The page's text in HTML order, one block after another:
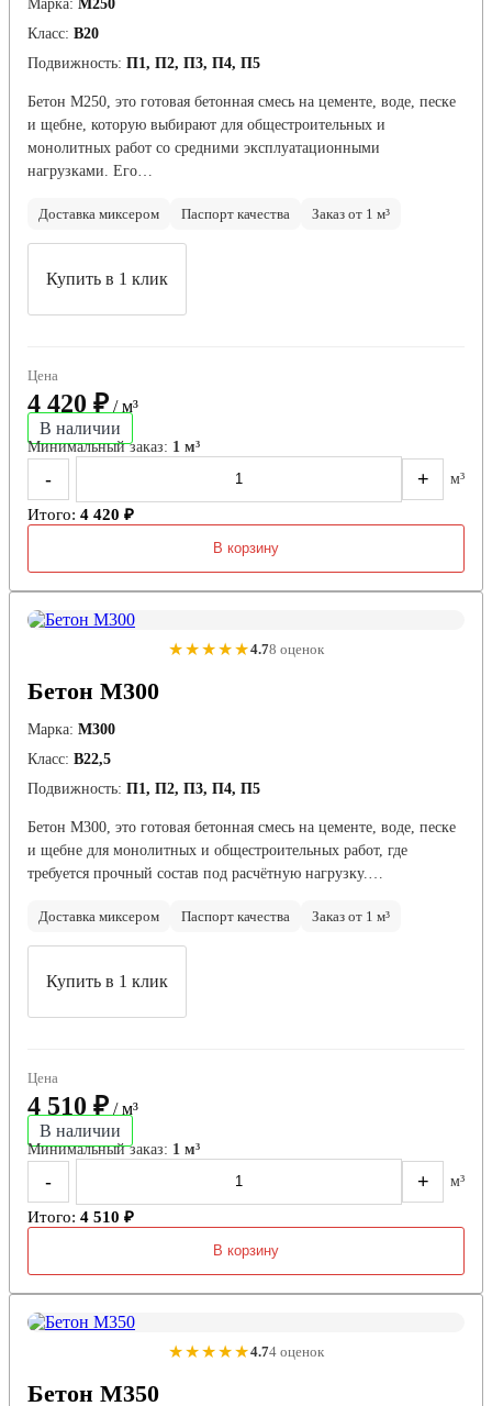
Марка: М250
Класс: В20
Подвижность: П1, П2, П3, П4, П5
Бетон М250, это готовая бетонная смесь на цементе, воде, песке
и щебне, которую выбирают для общестроительных и
монолитных работ со средними эксплуатационными
нагрузками. Его…
Доставка миксером Паспорт качества Заказ от 1 м³
Купить в 1 клик
Цена
4 420 ₽ / м³
В наличии
Минимальный заказ: 1 м³
- + м³
Итого: 4 420 ₽
В корзину
★★★★★4.78 оценок
Бетон М300
Марка: М300
Класс: В22,5
Подвижность: П1, П2, П3, П4, П5
Бетон М300, это готовая бетонная смесь на цементе, воде, песке
и щебне для монолитных и общестроительных работ, где
требуется прочный состав под расчётную нагрузку.…
Доставка миксером Паспорт качества Заказ от 1 м³
Купить в 1 клик
Цена
4 510 ₽ / м³
В наличии
Минимальный заказ: 1 м³
- + м³
Итого: 4 510 ₽
В корзину
★★★★★4.74 оценок
Бетон М350